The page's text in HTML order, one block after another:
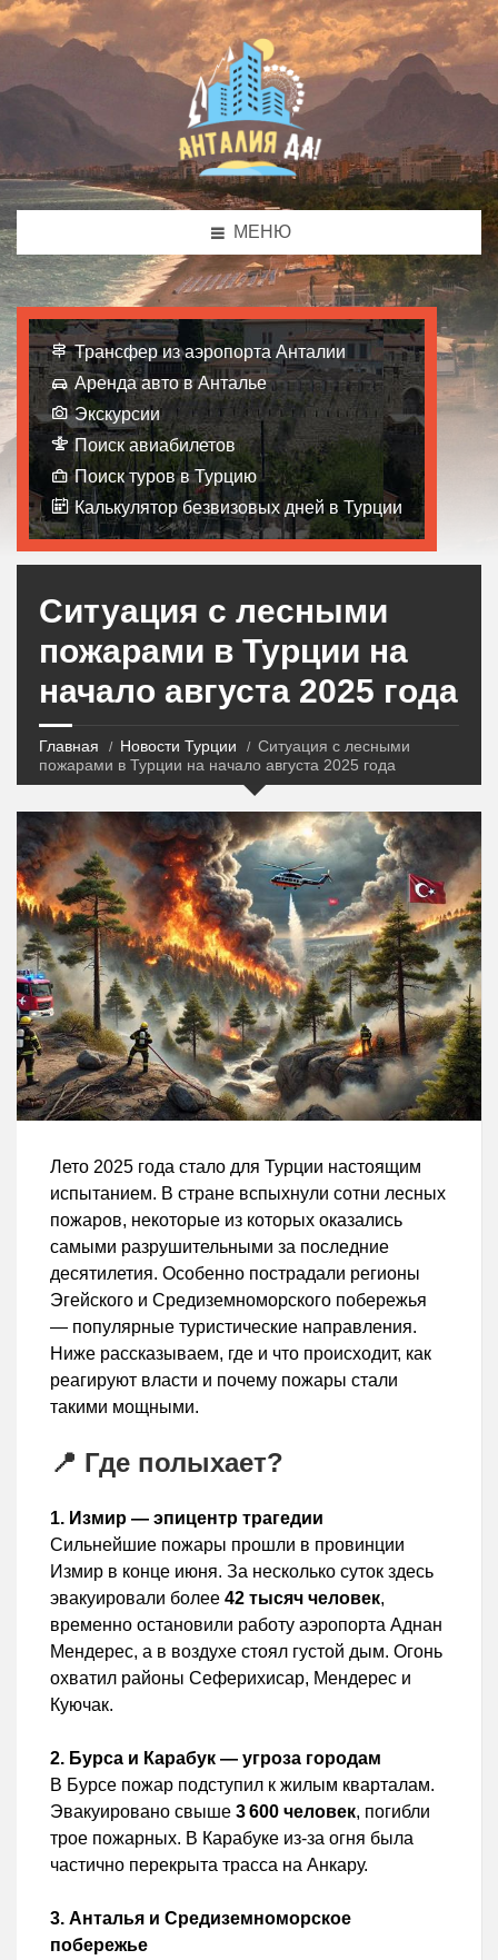
МЕНЮ
Трансфер из аэропорта Анталии
Аренда авто в Анталье
Экскурсии
Поиск авиабилетов
Поиск туров в Турцию
Калькулятор безвизовых дней в Турции
Ситуация с лесными
пожарами в Турции на
начало августа 2025 года
Главная Новости Турции
Ситуация с лесными
пожарами в Турции на начало августа 2025 года
Лето 2025 года стало для Турции настоящим
испытанием. В стране вспыхнули сотни лесных
пожаров, некоторые из которых оказались
самыми разрушительными за последние
десятилетия. Особенно пострадали регионы
Эгейского и Средиземноморского побережья
— популярные туристические направления.
Ниже рассказываем, где и что происходит, как
реагируют власти и почему пожары стали
такими мощными.
📍 Где полыхает?
1. Измир — эпицентр трагедии
Сильнейшие пожары прошли в провинции
Измир в конце июня. За несколько суток здесь
эвакуировали более 42 тысяч человек,
временно остановили работу аэропорта Аднан
Мендерес, а в воздухе стоял густой дым. Огонь
охватил районы Сеферихисар, Мендерес и
Куючак.
2. Бурса и Карабук — угроза городам
В Бурсе пожар подступил к жилым кварталам.
Эвакуировано свыше 3 600 человек, погибли
трое пожарных. В Карабуке из-за огня была
частично перекрыта трасса на Анкару.
3. Анталья и Средиземноморское
побережье